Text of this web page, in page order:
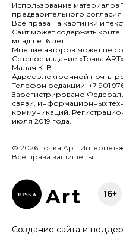
Использование материалов
предварительного
Все права на картинки и
Сайт может содержать
младше 16 лет.
Мнение авторов может не
Сетевое издание «Точка
Малая К. В.
Адрес электронной почты
Телефон редакции: +7 901
Зарегистрировано
связи, информационных
коммуникаций.
июля 2019 года.
© 2026 Точка Арт. Интернет-
Все права защищены
ТОЧК А Art 16+
Создание сайта и